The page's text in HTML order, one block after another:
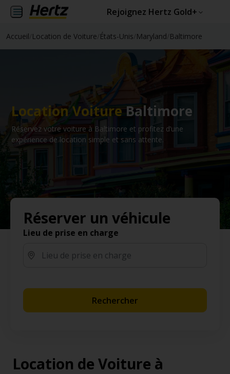
Rejoignez Hertz Gold+
Accueil Location de Voiture États-Unis Maryland Baltimore
Location Voiture Baltimore
Réservez votre voiture à Baltimore et profitez d’une
expérience de location simple et sans attente.
Réserver un véhicule
Lieu de prise en charge
Rechercher
Location de Voiture à